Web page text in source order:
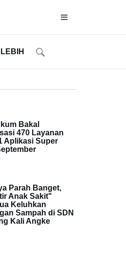
LEBIH
Bakal
470 Layanan
Aplikasi Super
Parah Banget,
Anak Sakit"
Keluhkan
Sampah di SDN
Kali Angke